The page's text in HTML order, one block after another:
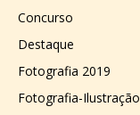
Concurso
Destaque
Fotografia 2019
Fotografia-Ilustração